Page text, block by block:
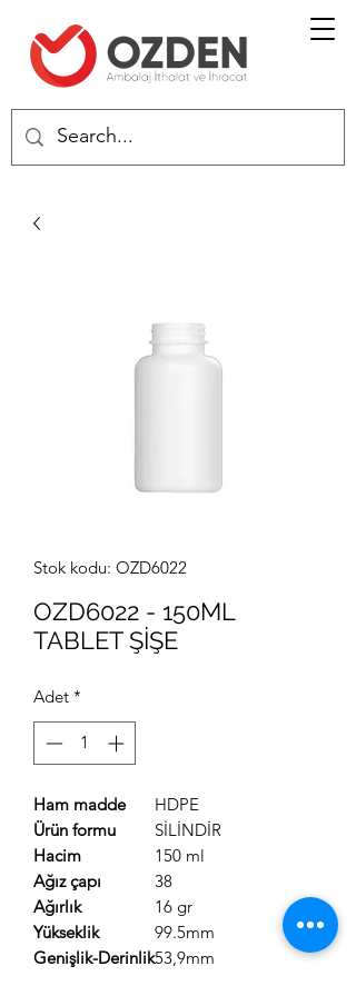
Stok kodu: OZD6022
OZD6022 - 150ML
TABLET ŞİŞE
Adet *
Ham madde
HDPE
Ürün formu
SİLİNDİR
Hacim
150 ml
Ağız çapı
38
Ağırlık
16 gr
Yükseklik
99.5mm
Genişlik-Derinlik53,9mm